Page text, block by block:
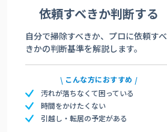
依頼すべきか判断する
自分で掃除すべきか、プロに依頼すべ
きかの判断基準を解説します。
こんな方におすすめ
汚れが落ちなくて困っている
時間をかけたくない
引越し・転居の予定がある